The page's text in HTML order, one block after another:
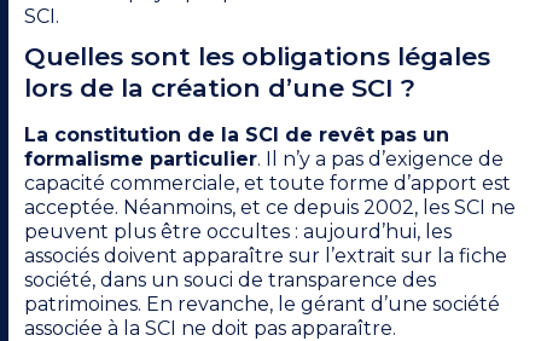
SCI.
Quelles sont les obligations légales
lors de la création d’une SCI ?
La constitution de la SCI de revêt pas un
formalisme particulier. Il n’y a pas d’exigence de
capacité commerciale, et toute forme d’apport est
acceptée. Néanmoins, et ce depuis 2002, les SCI ne
peuvent plus être occultes : aujourd’hui, les
associés doivent apparaître sur l’extrait sur la fiche
société, dans un souci de transparence des
patrimoines. En revanche, le gérant d’une société
associée à la SCI ne doit pas apparaître.